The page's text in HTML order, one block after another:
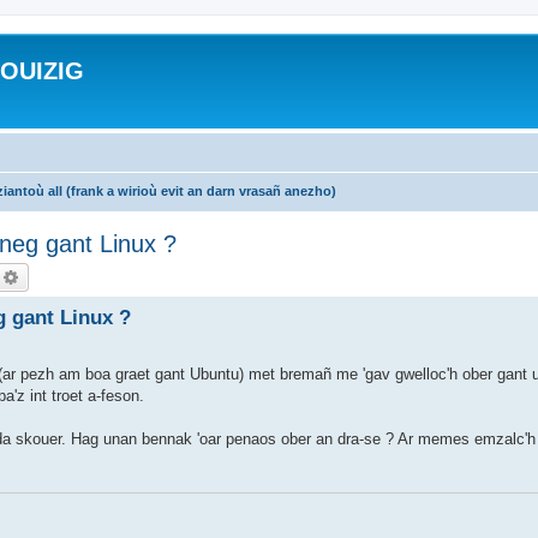
all (frank a wirioù evit an darn vrasañ anezho)
gant Linux ?
gant Linux ?
pezh am boa graet gant Ubuntu) met bremañ me 'gav gwelloc'h ober gant
int troet a-feson.
Hag unan bennak 'oar penaos ober an dra-se ? Ar memes